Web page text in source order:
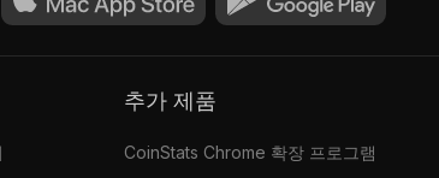
추가 제품
CoinStats Chrome 확장 프로그램